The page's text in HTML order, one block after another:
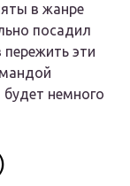
в жанре
посадил
эти
будет немного